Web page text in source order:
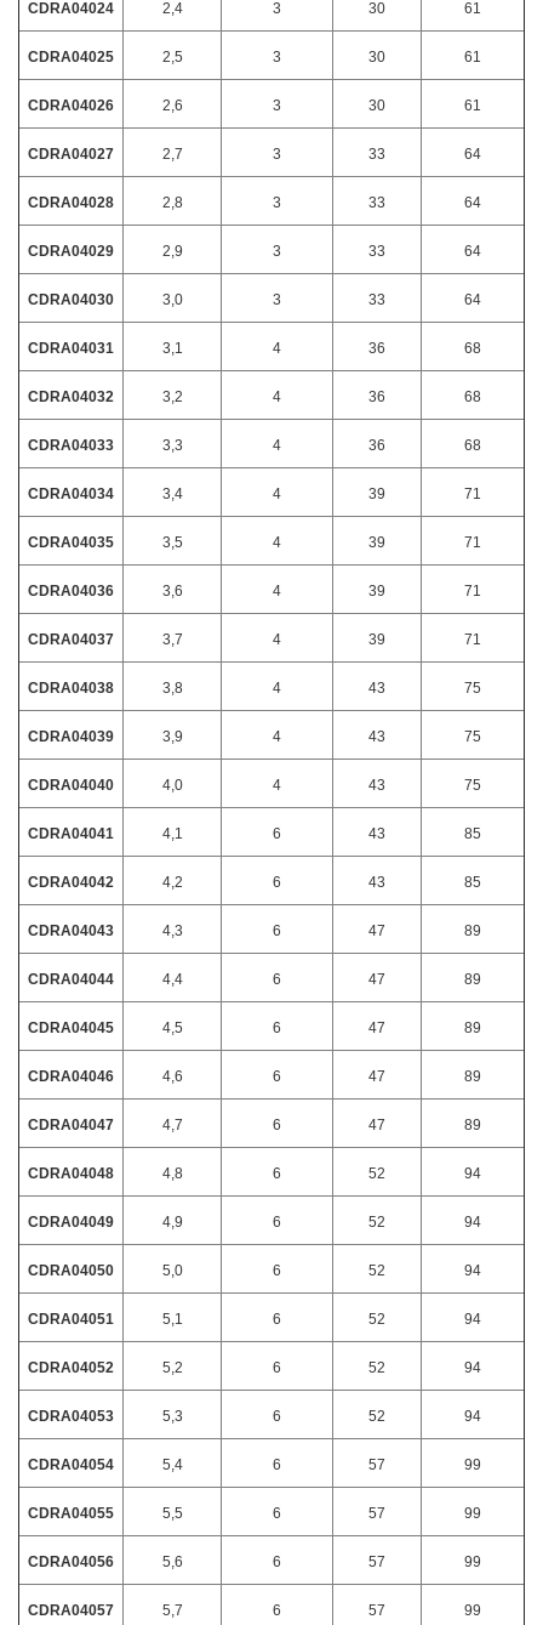
CDRA04024 2,4 3 30 61
CDRA04025 2,5 3 30 61
CDRA04026 2,6 3 30 61
CDRA04027 2,7 3 33 64
CDRA04028 2,8 3 33 64
CDRA04029 2,9 3 33 64
CDRA04030 3,0 3 33 64
CDRA04031 3,1 4 36 68
CDRA04032 3,2 4 36 68
CDRA04033 3,3 4 36 68
CDRA04034 3,4 4 39 71
CDRA04035 3,5 4 39 71
CDRA04036 3,6 4 39 71
CDRA04037 3,7 4 39 71
CDRA04038 3,8 4 43 75
CDRA04039 3,9 4 43 75
CDRA04040 4,0 4 43 75
CDRA04041 4,1 6 43 85
CDRA04042 4,2 6 43 85
CDRA04043 4,3 6 47 89
CDRA04044 4,4 6 47 89
CDRA04045 4,5 6 47 89
CDRA04046 4,6 6 47 89
CDRA04047 4,7 6 47 89
CDRA04048 4,8 6 52 94
CDRA04049 4,9 6 52 94
CDRA04050 5,0 6 52 94
CDRA04051 5,1 6 52 94
CDRA04052 5,2 6 52 94
CDRA04053 5,3 6 52 94
CDRA04054 5,4 6 57 99
CDRA04055 5,5 6 57 99
CDRA04056 5,6 6 57 99
CDRA04057 5,7 6 57 99